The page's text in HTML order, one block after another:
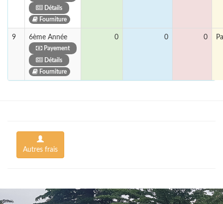
Détails
Fourniture
9 6ème Année
Payement
Détails
Fourniture
0 0 0
Autres frais